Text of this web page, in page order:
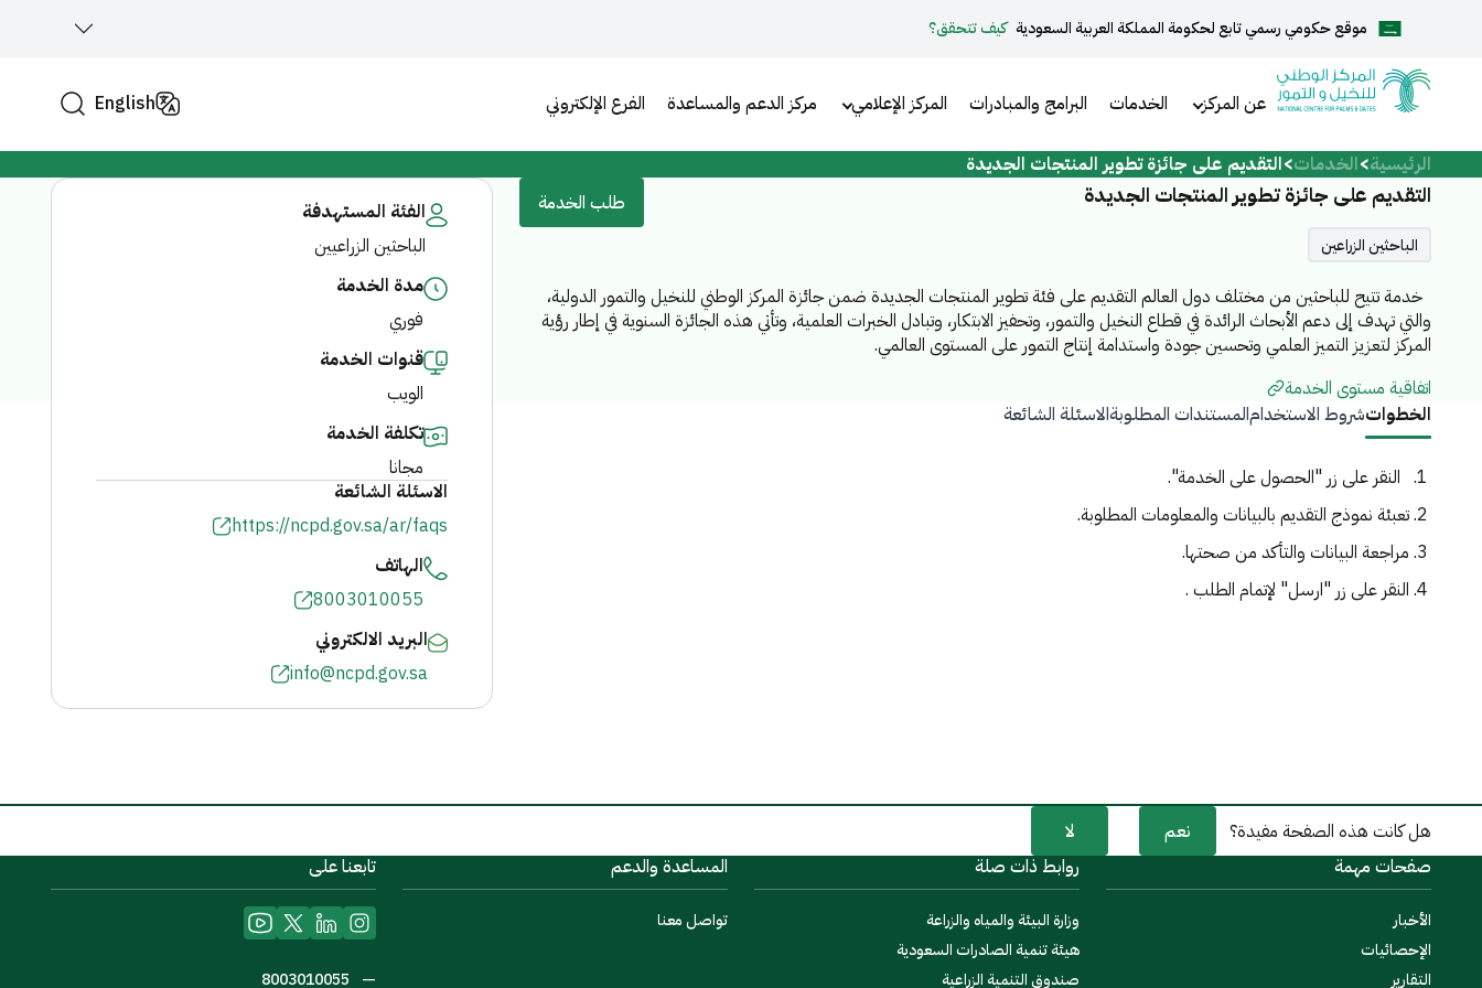
كيف تتحقق؟ English
الرئيسية
عن المركز
الخدمات
مركز الدعم والمساعدة
الفرع الإلكتروني
عن المركز الخدمات البرامج والمبادرات المركز الإعلامي مركز الدعم والمساعدة الفرع الإلكتروني English
الرئيسية الخدمات التقديم على جائزة تطوير المنتجات الجديدة
التقديم على جائزة تطوير المنتجات الجديدة طلب الخدمة
الباحثين الزراعين
خدمة تتيح للباحثين من مختلف دول العالم التقديم على فئة تطوير المنتجات الجديدة ضمن جائزة المركز الوطني للنخيل والتمور الدولية،
والتي تهدف إلى دعم الأبحاث الرائدة في قطاع النخيل والتمور، وتحفيز الابتكار، وتبادل الخبرات العلمية، وتأتي هذه الجائزة السنوية في إطار رؤية
المركز لتعزيز التميز العلمي وتحسين جودة واستدامة إنتاج التمور على المستوى العالمي.
اتفاقية مستوى الخدمة
الفئة المستهدفة
الباحثين الزراعيين
مدة الخدمة
فوري
قنوات الخدمة
الويب
تكلفة الخدمة
مجانا
الاسئلة الشائعة
https://ncpd.gov.sa/ar/faqs
الهاتف
8003010055
البريد الالكتروني
info@ncpd.gov.sa
الخطواتشروط الاستخدامالمستندات المطلوبةالاسئلة الشائعة
النقر على زر "الحصول على الخدمة".
تعبئة نموذج التقديم بالبيانات والمعلومات المطلوبة.
مراجعة البيانات والتأكد من صحتها.
النقر على زر "ارسل" لإتمام الطلب .
هل كانت هذه الصفحة مفيدة؟ نعم
لا
صفحات مهمة
الأخبار
الإحصائيات
التقارير
روابط ذات صلة
وزارة البيئة والمياه والزراعة
هيئة تنمية الصادرات السعودية
صندوق التنمية الزراعية
المساعدة والدعم
تواصل معنا
تابعنا على
—